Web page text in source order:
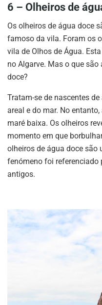
6 – Olheiros de
Os olheiros de água doce
famoso da vila. Foram os
vila de Olhos de Água.
no Algarve. Mas o que
doce?
Tratam-se de nascentes
areal e do mar. No
maré baixa. Os olheiros
momento em que
olheiros de água doce são
fenómeno foi referenciado
antigos.